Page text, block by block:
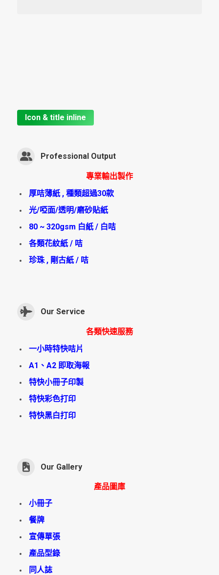
Icon & title inline
Professional Output
專業輸出製作
厚咭薄紙 , 種類超過30款
光/啞面/透明/磨砂貼紙
80 ~ 320gsm 白紙 / 白咭
各類花紋紙 / 咭
珍珠 , 剛古紙 / 咭
Our Service
各類快速服務
一小時特快咭片
A1、A2 即取海報
特快小冊子印製
特快彩色打印
特快黑白打印
Our Gallery
產品圖庫
小冊子
餐牌
宣傳單張
產品型錄
同人誌